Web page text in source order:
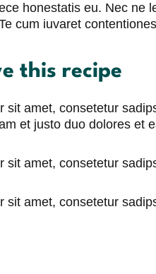
honestatis eu. Nec ne
cum iuvaret
this recipe
sit amet, consetetur
et justo duo dolores et
sit amet, consetetur
sit amet, consetetur